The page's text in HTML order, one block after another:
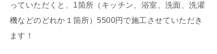
っていただくと、1箇所（キッチン、浴室、洗面、洗濯
機などのどれか１箇所）5500円で施工させていただき
ます！